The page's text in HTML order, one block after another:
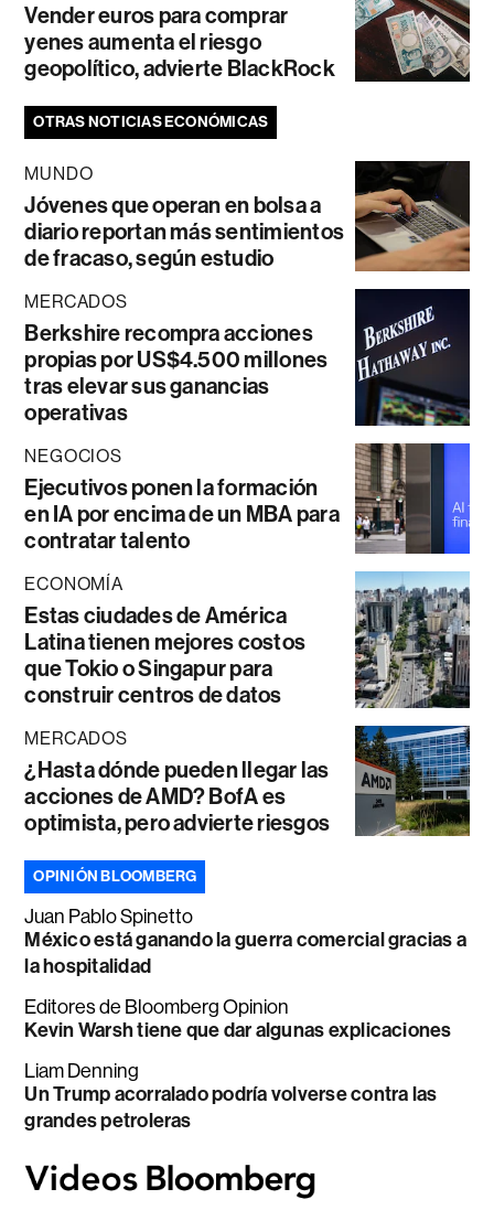
Vender euros para comprar
yenes aumenta el riesgo
geopolítico, advierte BlackRock
OTRAS NOTICIAS ECONÓMICAS
MUNDO
Jóvenes que operan en bolsa a
diario reportan más sentimientos
de fracaso, según estudio
MERCADOS
Berkshire recompra acciones
propias por US$4.500 millones
tras elevar sus ganancias
operativas
NEGOCIOS
Ejecutivos ponen la formación
en IA por encima de un MBA para
contratar talento
ECONOMÍA
Estas ciudades de América
Latina tienen mejores costos
que Tokio o Singapur para
construir centros de datos
MERCADOS
¿Hasta dónde pueden llegar las
acciones de AMD? BofA es
optimista, pero advierte riesgos
OPINIÓN BLOOMBERG
Juan Pablo Spinetto
México está ganando la guerra comercial gracias a
la hospitalidad
Editores de Bloomberg Opinion
Kevin Warsh tiene que dar algunas explicaciones
Liam Denning
Un Trump acorralado podría volverse contra las
grandes petroleras